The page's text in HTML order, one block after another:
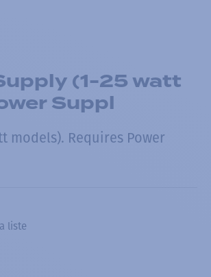
(1-25 watt
Suppl
models). Requires Power
liste